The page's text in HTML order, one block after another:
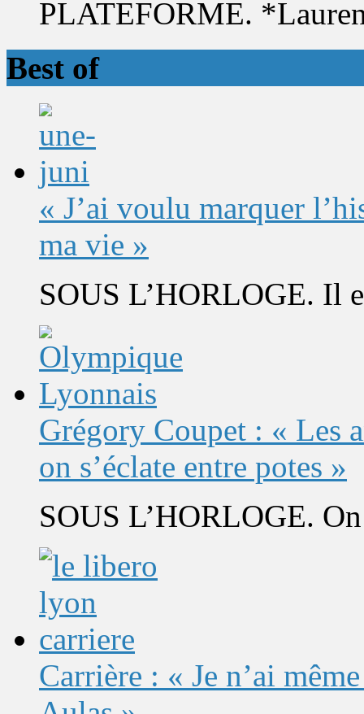
PLATEFORME.
Best of
« J’ai voulu marquer
ma vie »
SOUS L’HORLOGE. Il
Grégory Coupet : « Les
on s’éclate entre potes »
SOUS L’HORLOGE.
Carrière : « Je n’ai